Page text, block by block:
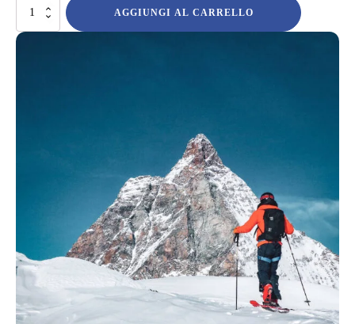
Breithorn
gli
AGGIUNGI AL CARRELLO